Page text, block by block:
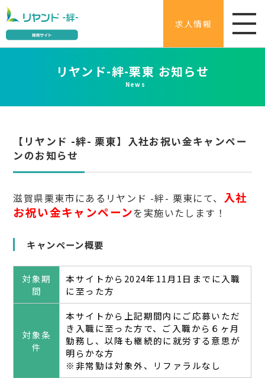
求人情報
リヤンド-絆-栗東 お知らせ
News
【リヤンド -絆- 栗東】入社お祝い金キャンペー
ンのお知らせ
滋賀県栗東市にあるリヤンド -絆- 栗東にて、 入社
お祝い金キャンペーンを実施いたします！
キャンペーン概要
対象期
間
本サイトから2024年11月1日までに入職
に至った方
対象条
件
本サイトから上記期間内にご応募いただ
き入職に至った方で、ご入職から６ヶ月
勤務し、以降も継続的に就労する意思が
明らかな方
※非常勤は対象外、リファラルなし